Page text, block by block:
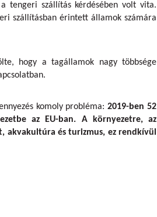
tengeri szállítás kérdésében volt vita.
szállításban érintett államok számára
hogy a tagállamok nagy többsége
komoly probléma:2019-ben 52
az EU-ban. A környezetre, az
akvakultúra és turizmus, ez rendkívül